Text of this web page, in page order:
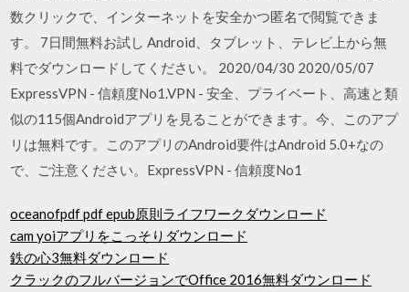
数クリックで、インターネットを安全かつ匿名で閲覧できま
す。 7日間無料お試し Android、タブレット、テレビ上から無
料でダウンロードしてください。 2020/04/30 2020/05/07
ExpressVPN - 信頼度No1.VPN - 安全、プライベート、高速と類
似の115個Androidアプリを見ることができます。今、このアプ
リは無料です。このアプリのAndroid要件はAndroid 5.0+なの
で、ご注意ください。ExpressVPN - 信頼度No1
oceanofpdf pdf epub原則ライフワークダウンロード
cam yoiアプリをこっそりダウンロード
鉄の心3無料ダウンロード
クラックのフルバージョンでOffice 2016無料ダウンロード